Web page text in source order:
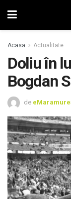
Acasa Actualitate
Doliu în
Bogdan
de